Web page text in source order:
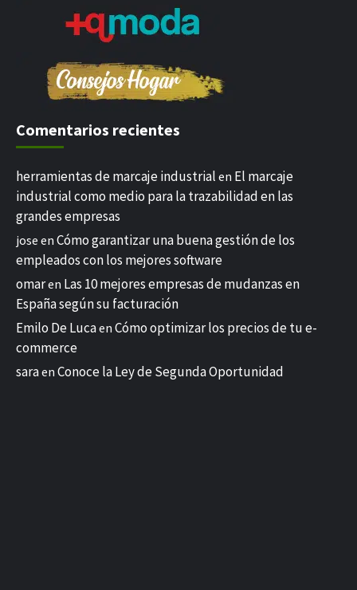
Comentarios recientes
herramientas de marcaje industrial en El marcaje
industrial como medio para la trazabilidad en las
grandes empresas
jose en Cómo garantizar una buena gestión de los
empleados con los mejores software
omaren Las 10 mejores empresas de mudanzas en
España según su facturación
Emilo De Lucaen Cómo optimizar los precios de tu e-
commerce
saraen Conoce la Ley de Segunda Oportunidad